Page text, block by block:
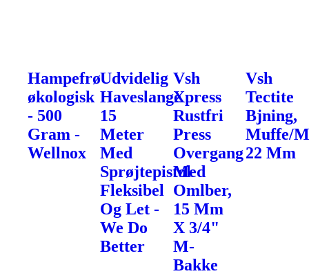
Hampefrø
økologisk
- 500
Gram -
Wellnox
Udvidelig
Haveslange
15
Meter
Med
Sprøjtepistol
Fleksibel
Og Let -
We Do
Better
Vsh
Xpress
Rustfri
Press
Overgang
Med
Omlber,
15 Mm
X 3/4"
M-
Bakke
Vsh
Tectite
Bjning,
Muffe/
22 Mm